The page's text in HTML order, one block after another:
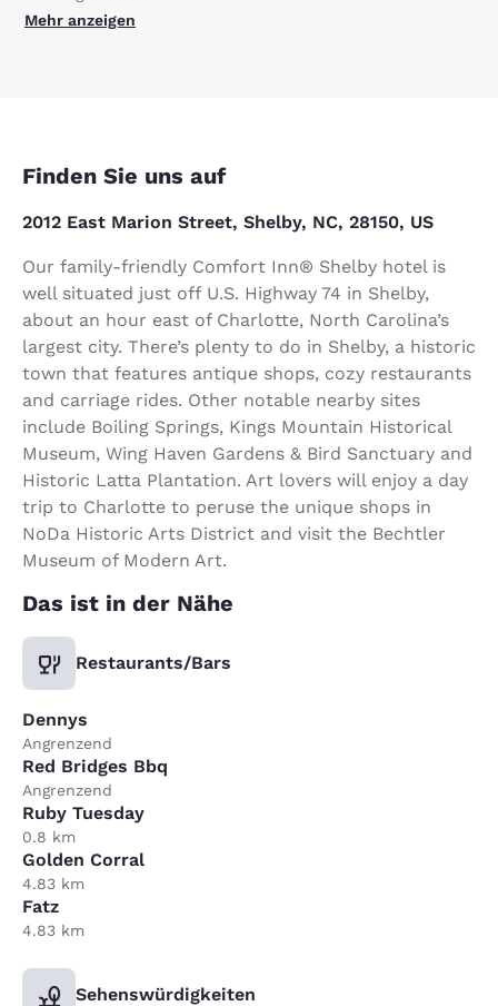
Mehr anzeigen
Finden Sie uns auf
2012 East Marion Street, Shelby, NC, 28150, US
Our family-friendly Comfort Inn® Shelby hotel is
well situated just off U.S. Highway 74 in Shelby,
about an hour east of Charlotte, North Carolina’s
largest city. There’s plenty to do in Shelby, a historic
town that features antique shops, cozy restaurants
and carriage rides. Other notable nearby sites
include Boiling Springs, Kings Mountain Historical
Museum, Wing Haven Gardens & Bird Sanctuary and
Historic Latta Plantation. Art lovers will enjoy a day
trip to Charlotte to peruse the unique shops in
NoDa Historic Arts District and visit the Bechtler
Museum of Modern Art.
Das ist in der Nähe
Restaurants/Bars
Dennys
Angrenzend
Red Bridges Bbq
Angrenzend
Ruby Tuesday
0.8 km
Golden Corral
4.83 km
Fatz
4.83 km
Sehenswürdigkeiten